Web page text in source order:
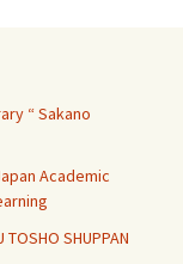
“ Sakano
Academic
SHUPPAN